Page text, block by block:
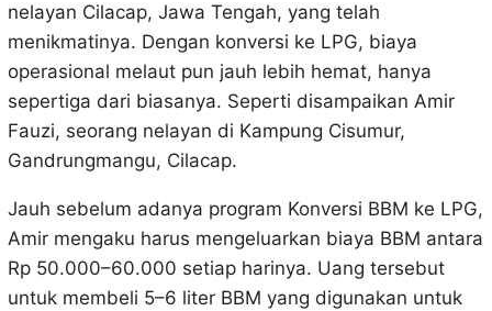
nelayan Cilacap, Jawa Tengah, yang telah
menikmatinya. Dengan konversi ke LPG, biaya
operasional melaut pun jauh lebih hemat, hanya
sepertiga dari biasanya. Seperti disampaikan Amir
Fauzi, seorang nelayan di Kampung Cisumur,
Gandrungmangu, Cilacap.
Jauh sebelum adanya program Konversi BBM ke LPG,
Amir mengaku harus mengeluarkan biaya BBM antara
Rp 50.000–60.000 setiap harinya. Uang tersebut
untuk membeli 5–6 liter BBM yang digunakan untuk